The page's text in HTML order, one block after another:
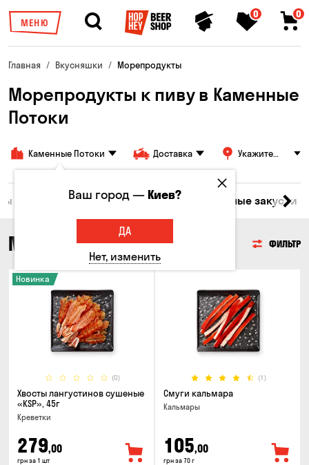
МЕНЮ
0 0
Главная Вкусняшки Морепродукты
Морепродукты к пиву в Каменные
Потоки
Каменные Потоки Доставка
Укажите
Рыба Морепродукты Сырные закуски
МОРЕПРОДУКТЫ ФИЛЬТР
(0)
Новинка
Хвосты лангустинов сушеные
«KSP», 45г
Креветки
279,00
грн за 1 шт
(1)
Смуги кальмара
Кальмары
105,00
грн за 70 г
Ваш город —Киев?
ДА
Нет, изменить